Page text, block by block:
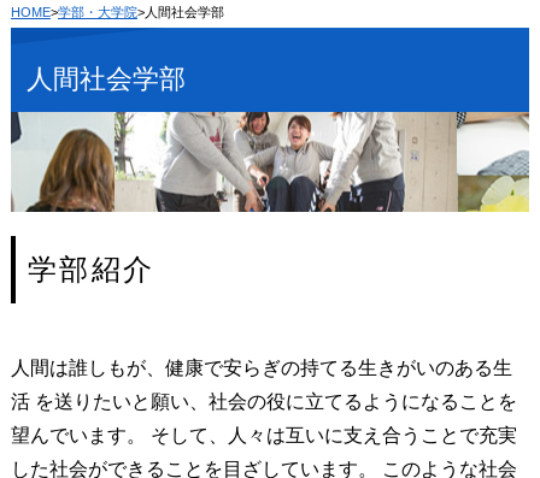
HOME>学部・大学院>人間社会学部
人間社会学部
学部紹介
人間は誰しもが、健康で安らぎの持てる生きがいのある生
活 を送りたいと願い、社会の役に立てるようになることを
望んでいます。 そして、人々は互いに支え合うことで充実
した社会ができることを目ざしています。 このような社会